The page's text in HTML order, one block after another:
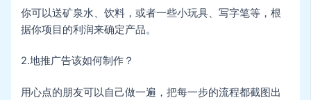
你可以送矿泉水、饮料，或者一些小玩具、写字笔等，根
据你项目的利润来确定产品。
2.地推广告该如何制作？
用心点的朋友可以自己做一遍，把每一步的流程都截图出